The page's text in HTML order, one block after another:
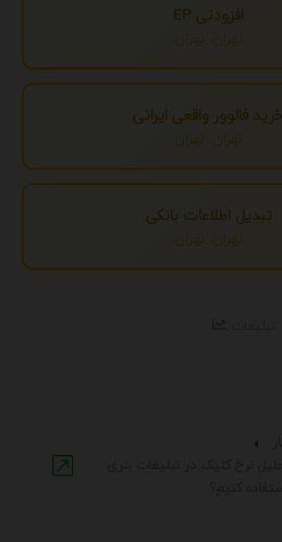
افزودنی EP
تهران، تهران
خرید فالوور واقعی ایرانی
تهران، تهران
تبدیل اطلاعات بانکی
تهران، تهران